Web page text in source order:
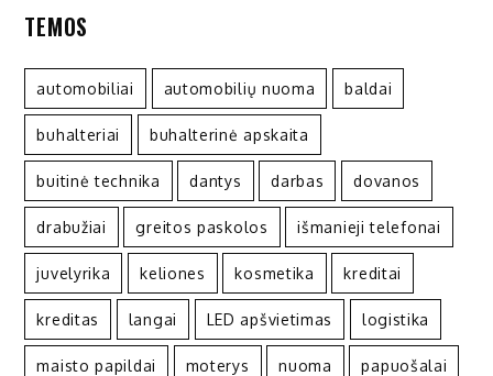
TEMOS
automobiliai automobilių nuoma baldai
buhalteriai buhalterinė apskaita
buitinė technika dantys darbas dovanos
drabužiai greitos paskolos išmanieji telefonai
juvelyrika keliones kosmetika kreditai
kreditas langai LED apšvietimas logistika
maisto papildai moterys nuoma papuošalai